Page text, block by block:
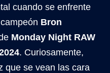
cuando se enfrente
Bron
Monday Night RAW
. Curiosamente,
que se vean las cara